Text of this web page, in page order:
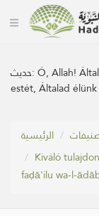
حديث:Ó, Allah!
estét, Általad élünk
الرئيسية
Kiváló
faḍā'ilu wa-l-